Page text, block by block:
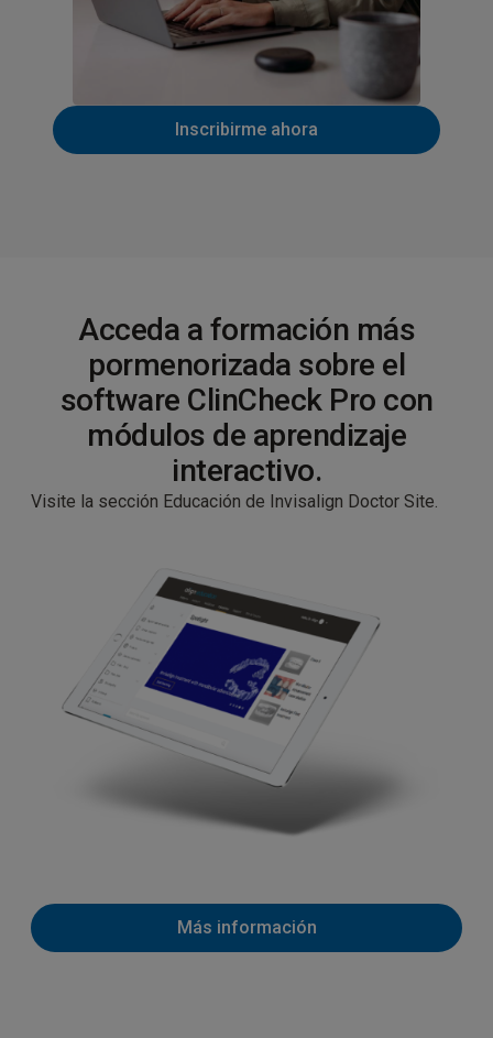
Inscribirme ahora
Acceda a formación más
pormenorizada sobre el
software ClinCheck Pro con
módulos de aprendizaje
interactivo.
Visite la sección Educación de Invisalign Doctor Site.
Más información